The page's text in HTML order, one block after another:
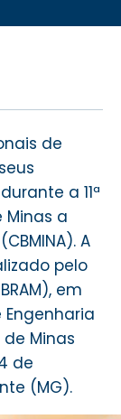
de
a 11ª
Minas a
A
pelo
em
Minas
de
(MG).